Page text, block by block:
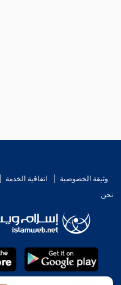
وثيقة الخصوصية اتفاقية الخدمة
نحن